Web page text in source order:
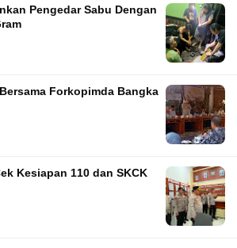
Pengedar Sabu Dengan
Forkopimda Bangka
Kesiapan 110 dan SKCK